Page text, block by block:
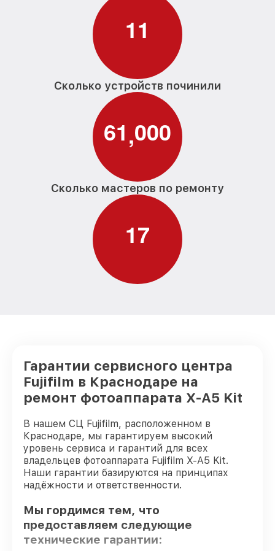
11
Сколько устройств починили
61,000
Сколько мастеров по ремонту
17
Гарантии сервисного центра
Fujifilm в Краснодаре на
ремонт фотоаппарата X-A5 Kit
В нашем СЦ Fujifilm, расположенном в
Краснодаре, мы гарантируем высокий
уровень сервиса и гарантий для всех
владельцев фотоаппарата Fujifilm X-A5 Kit.
Наши гарантии базируются на принципах
надёжности и ответственности.
Мы гордимся тем, что
предоставляем следующие
технические гарантии: